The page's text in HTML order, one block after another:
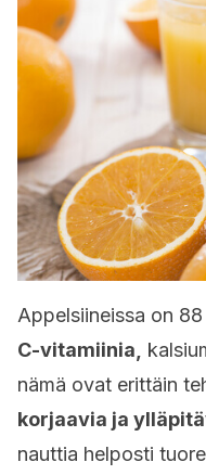
Appelsiineissa on
C-vitamiinia,
nämä ovat erittäin
korjaavia ja
nauttia helposti